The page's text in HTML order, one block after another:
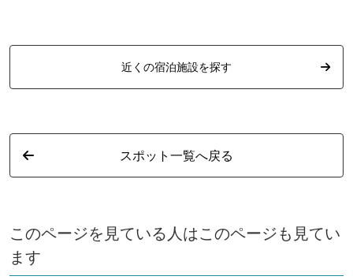
近くの宿泊施設を探す
スポット一覧へ戻る
このページを見ている人はこのページも見てい
ます